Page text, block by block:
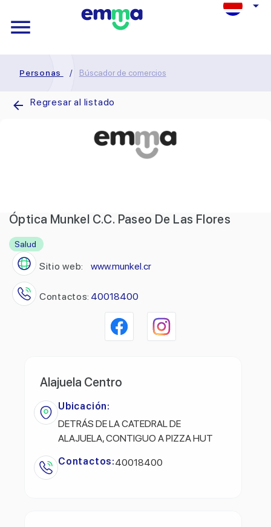
Personas / Búscador de comercios
Regresar al listado
Óptica Munkel C.C. Paseo De Las Flores
Salud
Sitio web: www.munkel.cr
Contactos: 40018400
Alajuela Centro
Ubicación:
DETRÁS DE LA CATEDRAL DE
ALAJUELA, CONTIGUO A PIZZA HUT
Contactos:40018400